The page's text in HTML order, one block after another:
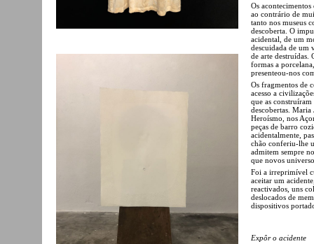
Os acontecimentos
ao contrário de
tanto nos museus
descoberta. O
acidental, de um
descuidada de um
de arte destruídas.
formas a
presenteou-nos
Os fragmentos de
acesso a
que as construíram
descobertas.
Heroísmo, nos
peças de barro
acidentalmente,
chão conferiu-lhe
admitem sempre
que novos
Foi a irreprimível
aceitar um
reactivados, uns
deslocados de
dispositivos
Expôr o acidente